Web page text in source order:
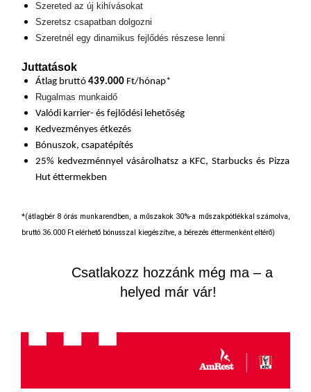
Szereted az új kihívásokat
Szeretsz csapatban dolgozni
Szeretnél egy dinamikus fejlődés részese lenni
Juttatások
Átlag bruttó 439.000 Ft/hónap*
Rugalmas munkaidő
Valódi karrier- és fejlődési lehetőség
Kedvezményes étkezés
Bónuszok, csapatépítés
25% kedvezménnyel vásárolhatsz a KFC, Starbucks és Pizza
Hut éttermekben
*(átlagbér 8 órás munkarendben, a műszakok 30%-a műszakpótlékkal számolva,
bruttó 36.000 Ft elérhető bónusszal kiegészítve, a bérezés éttermenként eltérő)
Csatlakozz hozzánk még ma – a
helyed már vár!